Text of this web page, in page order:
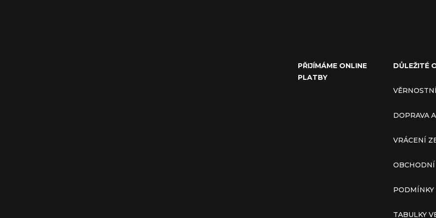
PŘIJÍMÁME ONLINE
PLATBY
DŮLEŽITÉ
DOPRAVA
VRÁCENÍ
PODMÍNKY
TABULKY